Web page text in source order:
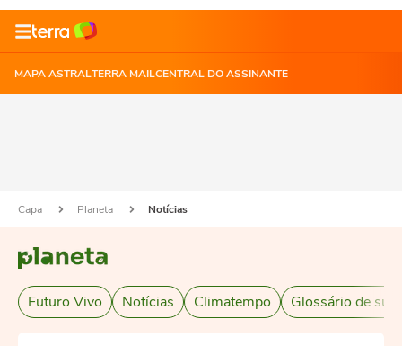
MAPA ASTRALTERRA MAILCENTRAL DO ASSINANTE
Capa Planeta Notícias
Futuro Vivo Notícias Climatempo Glossário de